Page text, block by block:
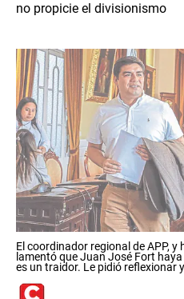
no propicie el divisionismo
El coordinador regional de APP, y
lamentó que Juan José Fort
es un traidor. Le pidió reflexionar